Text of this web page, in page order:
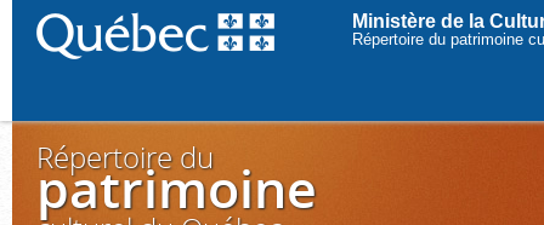
Ministère de la
Répertoire du patrimoine
Répertoire du
patrimoine